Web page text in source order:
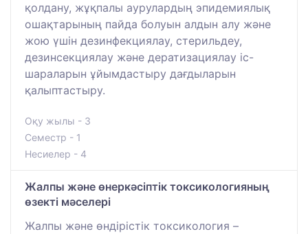
қолдану, жұқпалы аурулардың эпидемиялық
ошақтарының пайда болуын алдын алу және
жою үшін дезинфекциялау, стерильдеу,
дезинсекциялау және дератизациялау іс-
шараларын ұйымдастыру дағдыларын
қалыптастыру.
Оқу жылы - 3
Семестр - 1
Несиелер - 4
Жалпы және өнеркәсіптік токсикологияның
өзекті мәселері
Жалпы және өндірістік токсикология –